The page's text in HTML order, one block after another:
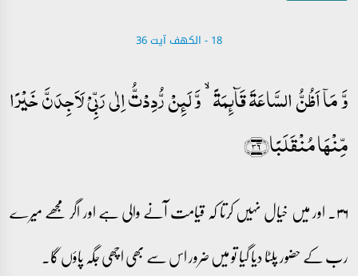
18 - ‎الكهف آیت 36
وَّ مَاۤ اَظُنُّ السَّاعَۃَ قَآئِمَۃً ۙ وَّ لَئِنۡ رُّدِدۡتُّ اِلٰی رَبِّیۡ لَاَجِدَنَّ خَیۡرًا
مِّنۡہَا مُنۡقَلَبًا﴿۳۶﴾
۳۶۔ اور میں خیال نہیں کرتا کہ قیامت آنے والی ہے اور اگر مجھے میرے
رب کے حضور پلٹا دیا گیا تو میں ضرور اس سے بھی اچھی جگہ پاؤں گا۔